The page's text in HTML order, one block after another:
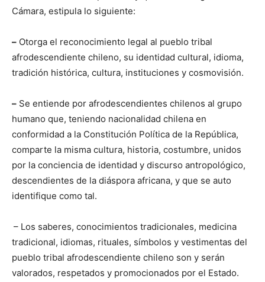
Cámara, estipula lo siguiente:
– Otorga el reconocimiento legal al pueblo tribal
afrodescendiente chileno, su identidad cultural, idioma,
tradición histórica, cultura, instituciones y cosmovisión.
– Se entiende por afrodescendientes chilenos al grupo
humano que, teniendo nacionalidad chilena en
conformidad a la Constitución Política de la República,
comparte la misma cultura, historia, costumbre, unidos
por la conciencia de identidad y discurso antropológico,
descendientes de la diáspora africana, y que se auto
identifique como tal.
– Los saberes, conocimientos tradicionales, medicina
tradicional, idiomas, rituales, símbolos y vestimentas del
pueblo tribal afrodescendiente chileno son y serán
valorados, respetados y promocionados por el Estado.